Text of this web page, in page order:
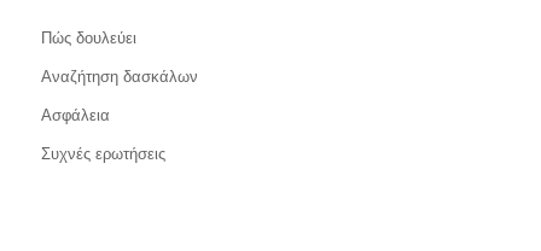
Πώς δουλεύει
Αναζήτηση δασκάλων
Ασφάλεια
Συχνές ερωτήσεις